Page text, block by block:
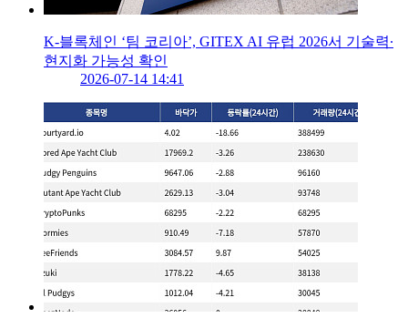
K-블록체인 ‘팀 코리아’, GITEX AI 유럽 2026서 기술력∙
현지화 가능성 확인
2026-07-14 14:41